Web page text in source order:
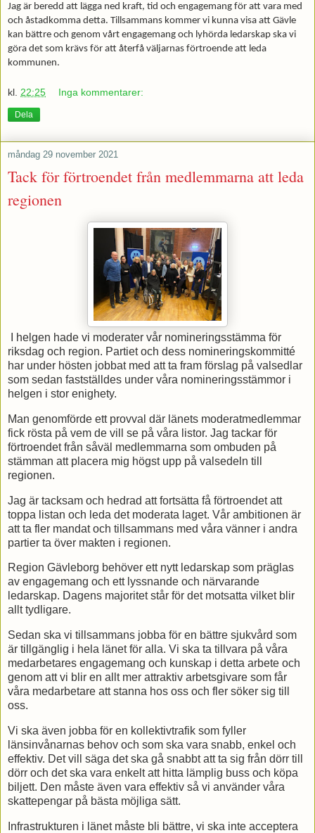
Jag är beredd att lägga ned kraft, tid och engagemang för att vara med
och åstadkomma detta. Tillsammans kommer vi kunna visa att Gävle
kan bättre och genom vårt engagemang och lyhörda ledarskap ska vi
göra det som krävs för att återfå väljarnas förtroende att leda
kommunen.
kl. 22:25 Inga kommentarer:
Dela
måndag 29 november 2021
Tack för förtroendet från medlemmarna att leda
regionen
I helgen hade vi moderater vår nomineringsstämma för
riksdag och region. Partiet och dess nomineringskommitté
har under hösten jobbat med att ta fram förslag på valsedlar
som sedan fastställdes under våra nomineringsstämmor i
helgen i stor enighety.
Man genomförde ett provval där länets moderatmedlemmar
fick rösta på vem de vill se på våra listor. Jag tackar för
förtroendet från såväl medlemmarna som ombuden på
stämman att placera mig högst upp på valsedeln till
regionen.
Jag är tacksam och hedrad att fortsätta få förtroendet att
toppa listan och leda det moderata laget. Vår ambitionen är
att ta fler mandat och tillsammans med våra vänner i andra
partier ta över makten i regionen.
Region Gävleborg behöver ett nytt ledarskap som präglas
av engagemang och ett lyssnande och närvarande
ledarskap. Dagens majoritet står för det motsatta vilket blir
allt tydligare.
Sedan ska vi tillsammans jobba för en bättre sjukvård som
är tillgänglig i hela länet för alla. Vi ska ta tillvara på våra
medarbetares engagemang och kunskap i detta arbete och
genom att vi blir en allt mer attraktiv arbetsgivare som får
våra medarbetare att stanna hos oss och fler söker sig till
oss.
Vi ska även jobba för en kollektivtrafik som fyller
länsinvånarnas behov och som ska vara snabb, enkel och
effektiv. Det vill säga det ska gå snabbt att ta sig från dörr till
dörr och det ska vara enkelt att hitta lämplig buss och köpa
biljett. Den måste även vara effektiv så vi använder våra
skattepengar på bästa möjliga sätt.
Infrastrukturen i länet måste bli bättre, vi ska inte acceptera